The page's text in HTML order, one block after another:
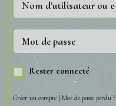
Rester connecté
Créer un compte | Mot de passe perdu ?